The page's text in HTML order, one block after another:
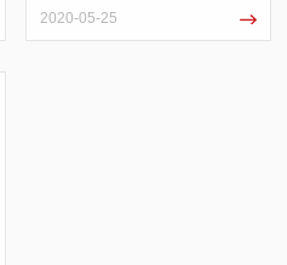
2020-05-25